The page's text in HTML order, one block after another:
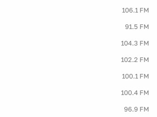
106.1 FM
91.5 FM
104.3 FM
102.2 FM
100.1 FM
100.4 FM
96.9 FM